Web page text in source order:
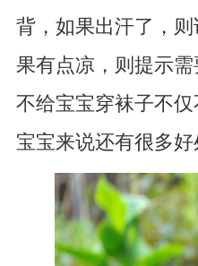
背，如果出汗了，则
果有点凉，则提示
不给宝宝穿袜子不
宝宝来说还有很多好